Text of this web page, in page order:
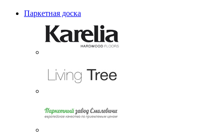
Паркетная доска